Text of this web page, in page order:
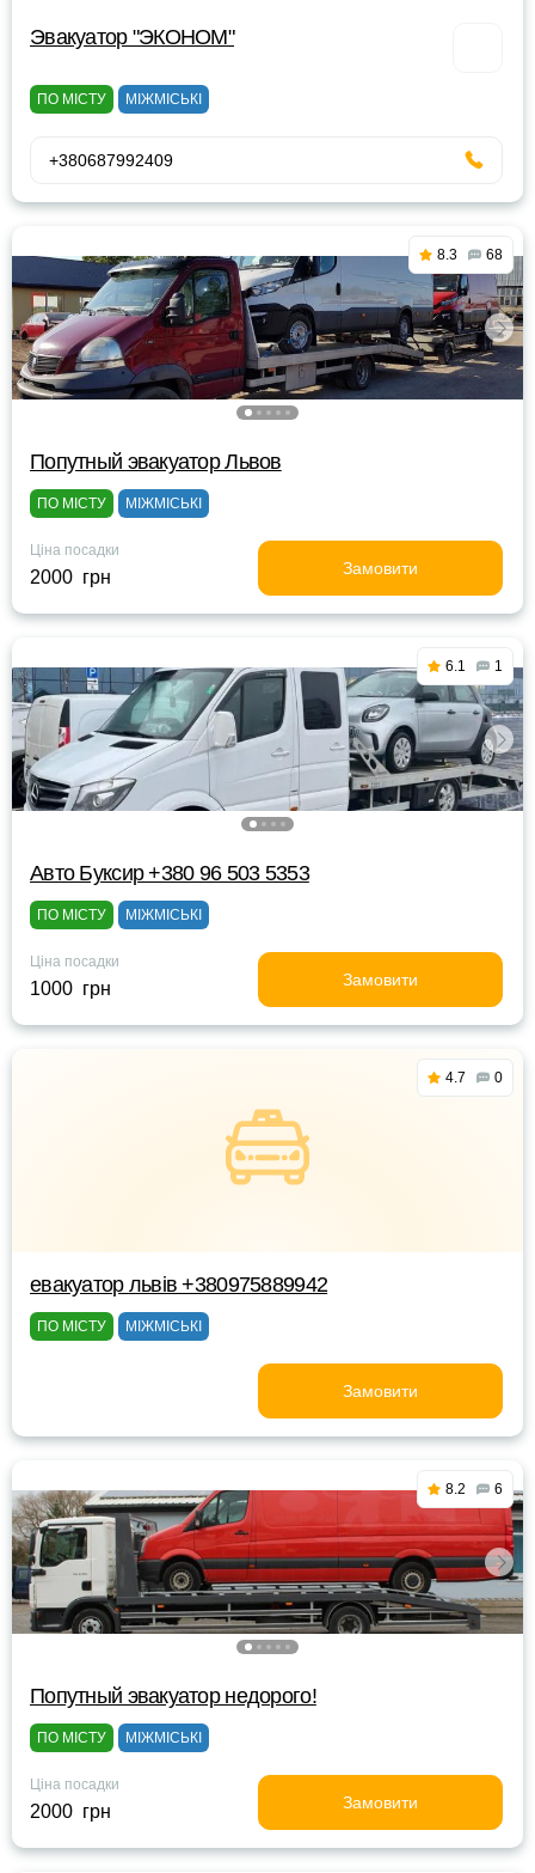
Эвакуатор "ЭКОНОМ"
ПО МІСТУ МІЖМІСЬКІ
+380687992409
8.3 68
Попутный эвакуатор Львов
ПО МІСТУ МІЖМІСЬКІ
Ціна посадки
2000 грн Замовити
6.1 1
Авто Буксир +380 96 503 5353
ПО МІСТУ МІЖМІСЬКІ
Ціна посадки
1000 грн Замовити
4.7 0
евакуатор львів +380975889942
ПО МІСТУ МІЖМІСЬКІ
Замовити
8.2 6
Попутный эвакуатор недорого!
ПО МІСТУ МІЖМІСЬКІ
Ціна посадки
2000 грн Замовити